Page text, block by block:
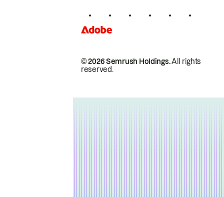
© 2026 Semrush Holdings.All rights
reserved.